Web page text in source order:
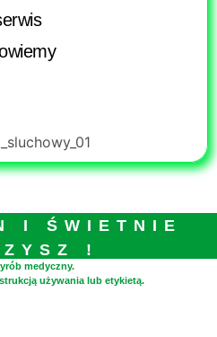
I ŚWIETNIE
!
medyczny.
używania lub etykietą.